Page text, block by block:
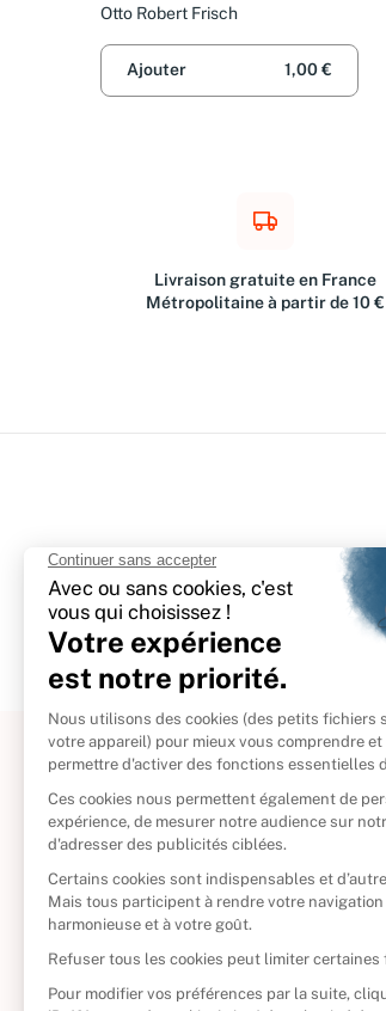
grands thèmes)
Otto Robert Frisch
Ajouter 1,00 €
Livraison gratuite en France
Métropolitaine à partir de 10 €
À propos
Politique de retour
Reprendre vos livres
Qui sommes-nous ?